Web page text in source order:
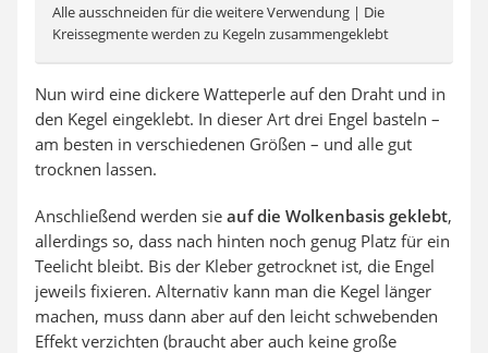
Alle ausschneiden für die weitere Verwendung | Die
Kreissegmente werden zu Kegeln zusammengeklebt
Nun wird eine dickere Watteperle auf den Draht und in
den Kegel eingeklebt. In dieser Art drei Engel basteln –
am besten in verschiedenen Größen – und alle gut
trocknen lassen.
Anschließend werden sie auf die Wolkenbasis geklebt,
allerdings so, dass nach hinten noch genug Platz für ein
Teelicht bleibt. Bis der Kleber getrocknet ist, die Engel
jeweils fixieren. Alternativ kann man die Kegel länger
machen, muss dann aber auf den leicht schwebenden
Effekt verzichten (braucht aber auch keine große